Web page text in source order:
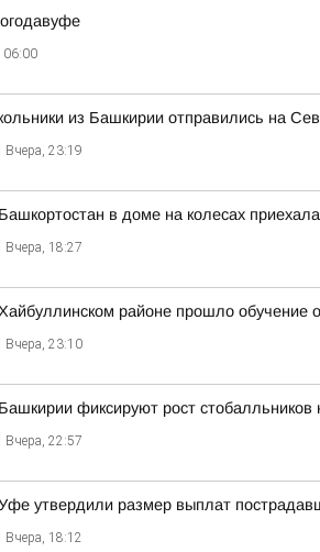
06:00
из Башкирии отправились на
Вчера, 23:19
в доме на колесах
Вчера, 18:27
районе прошло обучение
Вчера, 23:10
фиксируют рост стобалльников
Вчера, 22:57
утвердили размер выплат
Вчера, 18:12